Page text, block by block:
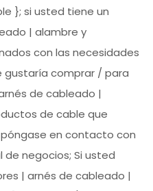
}; si usted tiene un
| alambre y
con las necesidades
gustaría comprar / para
de cableado |
de cable que
en contacto con
de negocios; Si usted
| arnés de cableado |